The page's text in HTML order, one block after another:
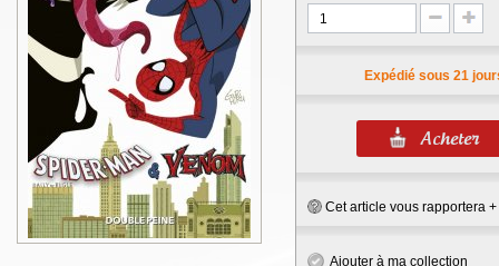
Expédié sous 21
Cet article vous rapportera +
Ajouter à ma collection